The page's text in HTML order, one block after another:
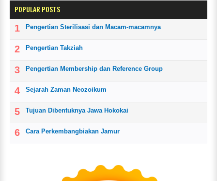
POPULAR POSTS
Pengertian Sterilisasi dan Macam-macamnya
Pengertian Takziah
Pengertian Membership dan Reference Group
Sejarah Zaman Neozoikum
Tujuan Dibentuknya Jawa Hokokai
Cara Perkembangbiakan Jamur